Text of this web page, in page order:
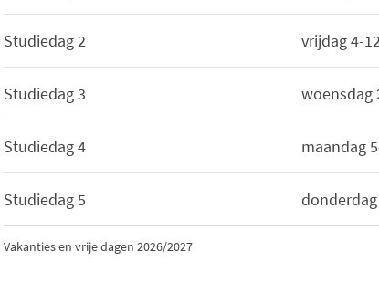
Vakanties en vrije dagen 2026/2027
Studiedag 2 vrijdag 4-
Studiedag 3 woensdag
Studiedag 4 maandag
Studiedag 5